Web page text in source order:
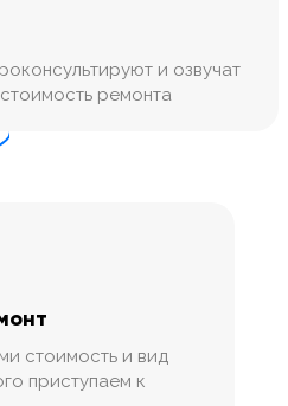
и озвучат
ремонта
стоимость и вид
приступаем к